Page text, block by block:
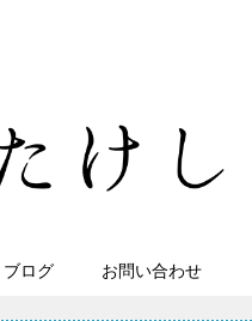
ブログ お問い合わせ